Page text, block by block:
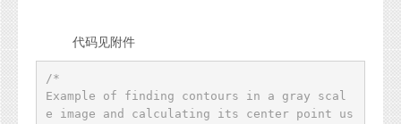
代码见附件
/*
Example of finding contours in a gray scal
e image and calculating its center point us